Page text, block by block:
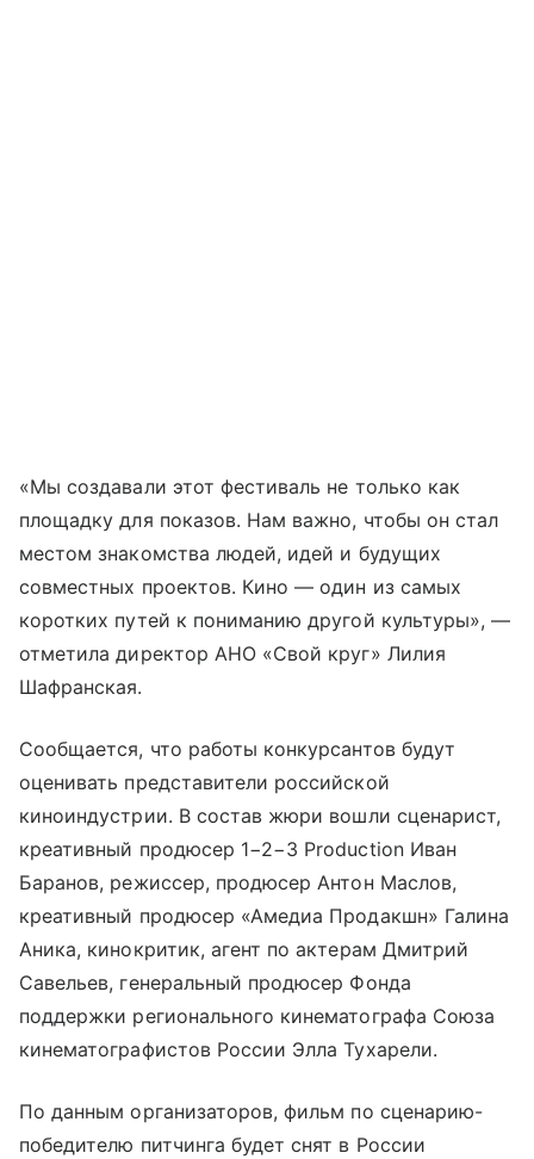
«Мы создавали этот фестиваль не только как
площадку для показов. Нам важно, чтобы он стал
местом знакомства людей, идей и будущих
совместных проектов. Кино — один из самых
коротких путей к пониманию другой культуры», —
отметила директор АНО «Свой круг» Лилия
Шафранская.
Сообщается, что работы конкурсантов будут
оценивать представители российской
киноиндустрии. В состав жюри вошли сценарист,
креативный продюсер 1−2−3 Production Иван
Баранов, режиссер, продюсер Антон Маслов,
креативный продюсер «Амедиа Продакшн» Галина
Аника, кинокритик, агент по актерам Дмитрий
Савельев, генеральный продюсер Фонда
поддержки регионального кинематографа Союза
кинематографистов России Элла Тухарели.
По данным организаторов, фильм по сценарию-
победителю питчинга будет снят в России